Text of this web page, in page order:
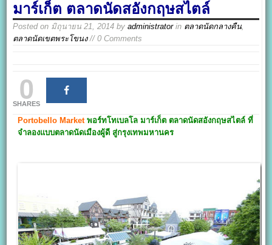
มาร์เก็ต ตลาดนัดสอังกฤษสไตล์
Posted on มิถุนายน 21, 2014 byadministratorin ตลาดนัดกลางคืน,
ตลาดนัดเขตพระโขนง// 0 Comments
0
SHARES
Portobello Market พอร์ทโทเบลโล มาร์เก็ต ตลาดนัดสอังกฤษสไตล์ ที่
จำลองแบบตลาดนัดเมืองผู้ดี สู่กรุงเทพมหานคร